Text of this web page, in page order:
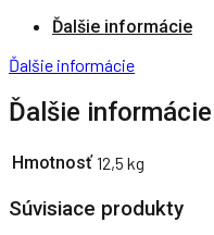
Ďalšie informácie
Ďalšie informácie
Ďalšie informácie
Hmotnosť 12,5 kg
Súvisiace produkty